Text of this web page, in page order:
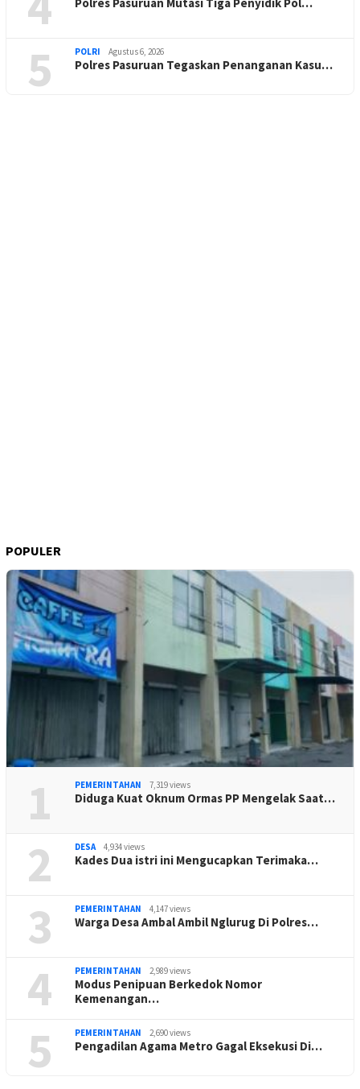
5 POLRI Agustus 6, 2026
Polres Pasuruan Tegaskan Penanganan Kasu…
POPULER
1 PEMERINTAHAN 7,319 views
Diduga Kuat Oknum Ormas PP Mengelak Saat…
2 DESA 4,934 views
Kades Dua istri ini Mengucapkan Terimaka…
3 PEMERINTAHAN 4,147 views
Warga Desa Ambal Ambil Nglurug Di Polres…
4 PEMERINTAHAN 2,989 views
Modus Penipuan Berkedok Nomor
Kemenangan…
5 PEMERINTAHAN 2,690 views
Pengadilan Agama Metro Gagal Eksekusi Di…